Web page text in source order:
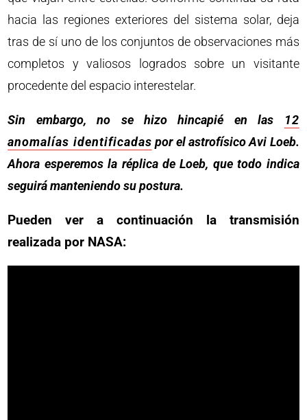
hacia las regiones exteriores del sistema solar, deja
tras de sí uno de los conjuntos de observaciones más
completos y valiosos logrados sobre un visitante
procedente del espacio interestelar.
Sin embargo, no se hizo hincapié en las
12
anomalías identificadas por el astrofísico Avi Loeb.
Ahora esperemos la réplica de Loeb, que todo indica
seguirá manteniendo su postura.
Pueden ver a continuación la transmisión
realizada por NASA: